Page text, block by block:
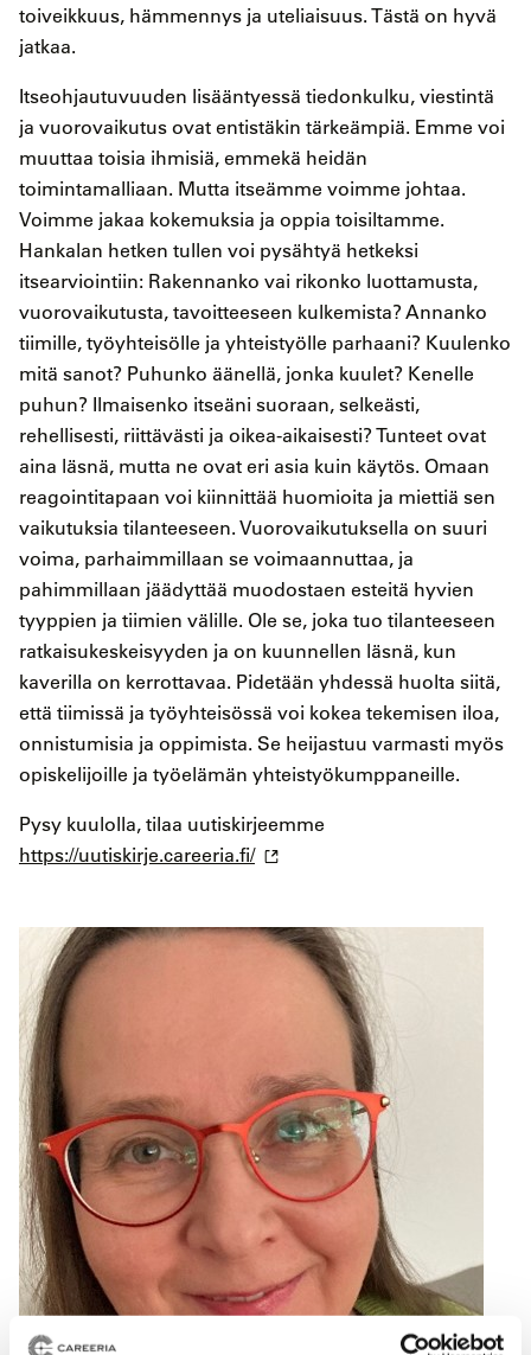
toiveikkuus, hämmennys ja uteliaisuus. Tästä on hyvä
jatkaa.
Itseohjautuvuuden lisääntyessä tiedonkulku, viestintä
ja vuorovaikutus ovat entistäkin tärkeämpiä. Emme voi
muuttaa toisia ihmisiä, emmekä heidän
toimintamalliaan. Mutta itseämme voimme johtaa.
Voimme jakaa kokemuksia ja oppia toisiltamme.
Hankalan hetken tullen voi pysähtyä hetkeksi
itsearviointiin: Rakennanko vai rikonko luottamusta,
vuorovaikutusta, tavoitteeseen kulkemista? Annanko
tiimille, työyhteisölle ja yhteistyölle parhaani? Kuulenko
mitä sanot? Puhunko äänellä, jonka kuulet? Kenelle
puhun? Ilmaisenko itseäni suoraan, selkeästi,
rehellisesti, riittävästi ja oikea-aikaisesti? Tunteet ovat
aina läsnä, mutta ne ovat eri asia kuin käytös. Omaan
reagointitapaan voi kiinnittää huomioita ja miettiä sen
vaikutuksia tilanteeseen. Vuorovaikutuksella on suuri
voima, parhaimmillaan se voimaannuttaa, ja
pahimmillaan jäädyttää muodostaen esteitä hyvien
tyyppien ja tiimien välille. Ole se, joka tuo tilanteeseen
ratkaisukeskeisyyden ja on kuunnellen läsnä, kun
kaverilla on kerrottavaa. Pidetään yhdessä huolta siitä,
että tiimissä ja työyhteisössä voi kokea tekemisen iloa,
onnistumisia ja oppimista. Se heijastuu varmasti myös
opiskelijoille ja työelämän yhteistyökumppaneille.
Pysy kuulolla, tilaa uutiskirjeemme
https://uutiskirje.careeria.fi/